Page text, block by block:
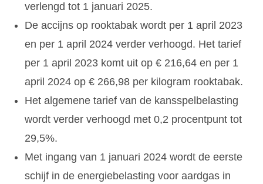
verlengd tot 1 januari 2025.
De accijns op rooktabak wordt per 1 april 2023
en per 1 april 2024 verder verhoogd. Het tarief
per 1 april 2023 komt uit op € 216,64 en per 1
april 2024 op € 266,98 per kilogram rooktabak.
Het algemene tarief van de kansspelbelasting
wordt verder verhoogd met 0,2 procentpunt tot
29,5%.
Met ingang van 1 januari 2024 wordt de eerste
schijf in de energiebelasting voor aardgas in